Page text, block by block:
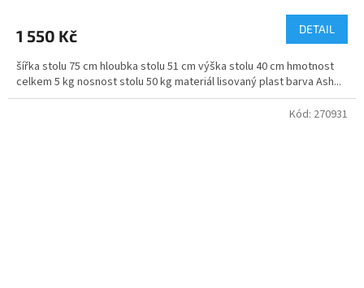
1 550 Kč DETAIL
šířka stolu 75 cm hloubka stolu 51 cm výška stolu 40 cm hmotnost
celkem 5 kg nosnost stolu 50 kg materiál lisovaný plast barva Ash...
Kód: 270931